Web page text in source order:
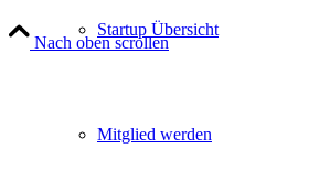
Startup Übersicht
Mitglied werden
Nach oben scrollen